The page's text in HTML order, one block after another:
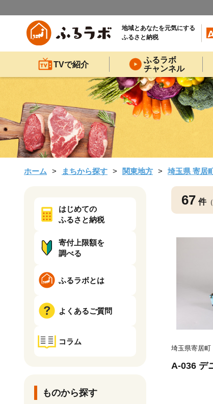
地域とあなたを元気にする
ふるさと納税
TVで紹介
ふるラボ
チャンネル
ホーム まちから探す 関東地方 埼玉県 寄居
67 件
埼玉県寄居町
A-036 デ
はじめての
ふるさと納税
寄付上限額を
調べる
ふるラボとは
よくあるご質問
コラム
ものから探す